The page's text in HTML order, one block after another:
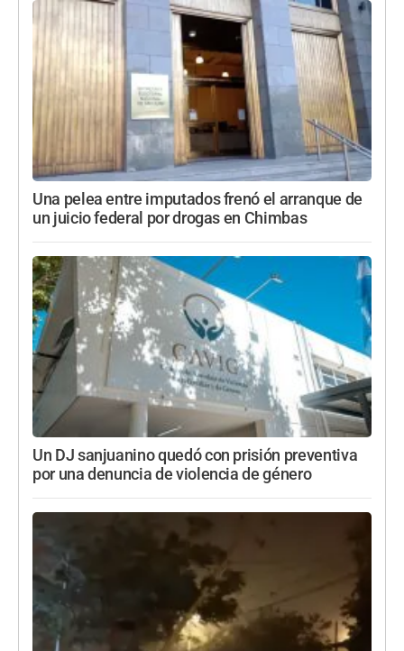
Una pelea entre imputados frenó el arranque de
un juicio federal por drogas en Chimbas
Un DJ sanjuanino quedó con prisión preventiva
por una denuncia de violencia de género